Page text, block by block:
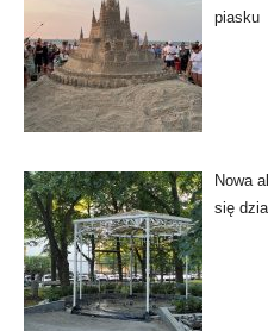
piasku
Nowa
się